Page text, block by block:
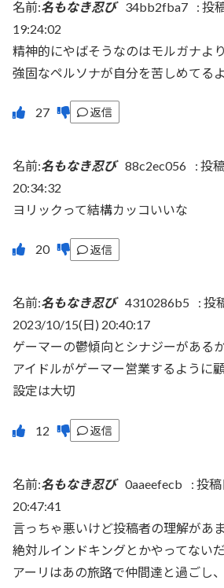
名前:名もなき忍び 34bb2fba7 : 投
19:24:02
精神的にやばそうなのはモルガナよ
強固なペルソナが自分を苦しめてる
返信
名前:名もなき忍び 88c2ec056 : 投
20:34:32
ヨリックって結構カッコいいな
返信
名前:名もなき忍び 4310286b5 : 投
2023/10/15(日) 20:40:17
ゲーマーの鬱傾向とシナジーがある
アイドルがゲーマー営業するように
設定は大切
返信
名前:名もなき忍び 0aaeefecb : 投
20:47:41
言っちゃ悪いけど投稿者の理解があ
絶対ルインドキングとかやってない
アーリはあの旅路で仲間達と過ごし